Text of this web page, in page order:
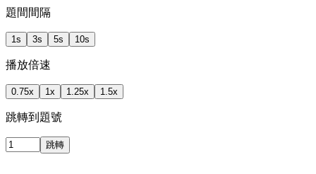
題間間隔
1 s 3s 5s 10s
播放倍速
0.75x 1 x 1.25x 1.5x
跳轉到題號
跳轉